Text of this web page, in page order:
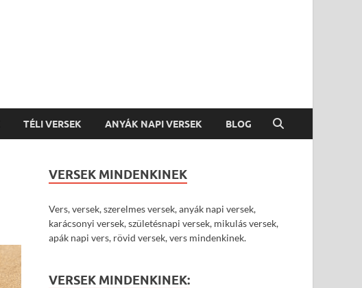
TÉLI VERSEK ANYÁK NAPI VERSEK BLOG
VERSEK MINDENKINEK
Vers, versek, szerelmes versek, anyák napi versek,
karácsonyi versek, születésnapi versek, mikulás versek,
apák napi vers, rövid versek, vers mindenkinek.
VERSEK MINDENKINEK: